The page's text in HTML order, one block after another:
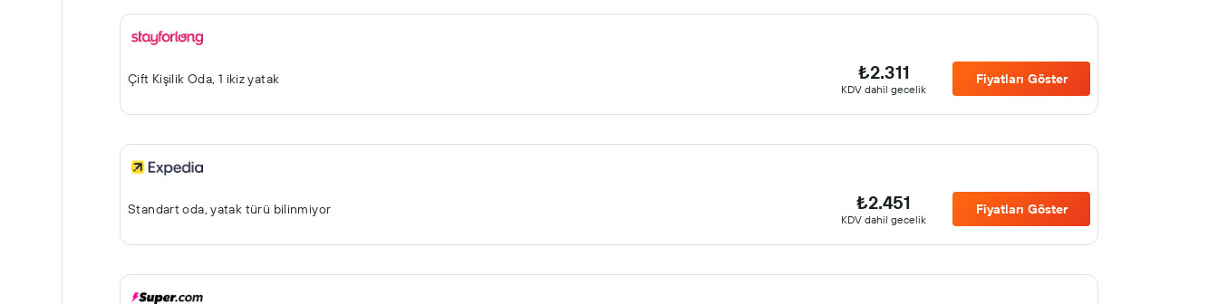
Çift ​Kişilik Oda, 1 ikiz yatak ₺2.311
KDV dahil gecelik
Fiyatları Göster
Standart oda, yatak türü bilinmiyor ₺2.451
KDV dahil gecelik
Fiyatları Göster